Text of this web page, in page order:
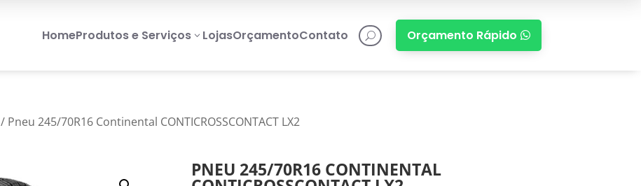
HomeProdutos e Serviços3 LojasOrçamentoContato U Orçamento Rápido 
/ Pneu 245/70R16 Continental CONTICROSSCONTACT LX2
PNEU 245/70R16 CONTINENTAL